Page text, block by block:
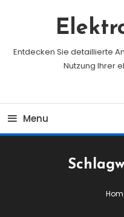
Entdecken Sie detaillierte
Nutzung Ihrer
Menu